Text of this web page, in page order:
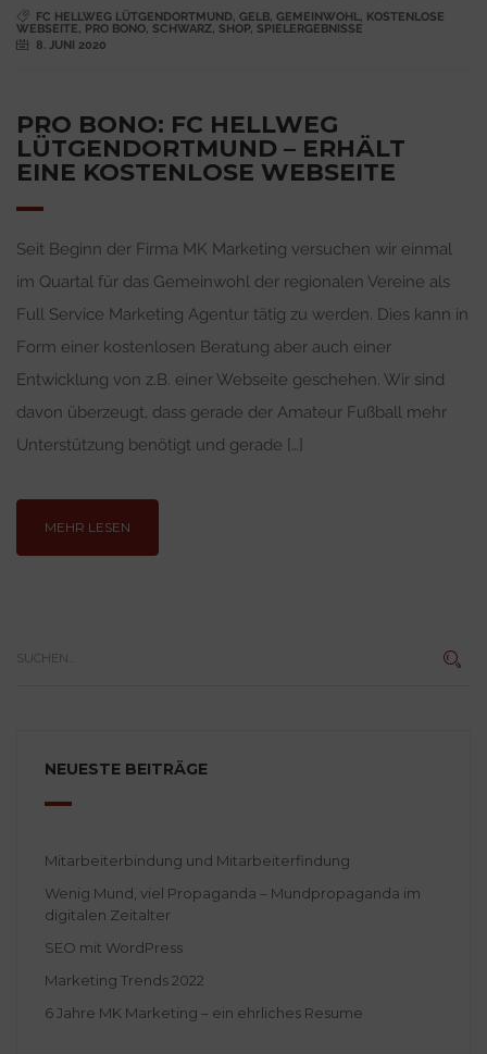
FC HELLWEG LÜTGENDORTMUND, GELB, GEMEINWOHL, KOSTENLOSE
WEBSEITE, PRO BONO, SCHWARZ, SHOP, SPIELERGEBNISSE
8. JUNI 2020
PRO BONO: FC HELLWEG
LÜTGENDORTMUND – ERHÄLT
EINE KOSTENLOSE WEBSEITE
Seit Beginn der Firma MK Marketing versuchen wir einmal
im Quartal für das Gemeinwohl der regionalen Vereine als
Full Service Marketing Agentur tätig zu werden. Dies kann in
Form einer kostenlosen Beratung aber auch einer
Entwicklung von z.B. einer Webseite geschehen. Wir sind
davon überzeugt, dass gerade der Amateur Fußball mehr
Unterstützung benötigt und gerade […]
MEHR LESEN
NEUESTE BEITRÄGE
Mitarbeiterbindung und Mitarbeiterfindung
Wenig Mund, viel Propaganda – Mundpropaganda im
digitalen Zeitalter
SEO mit WordPress
Marketing Trends 2022
6 Jahre MK Marketing – ein ehrliches Resume